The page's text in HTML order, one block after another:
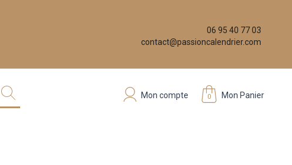
06 95 40 77 03
contact@passioncalendrier.com
0 Mon Panier
Mon compte